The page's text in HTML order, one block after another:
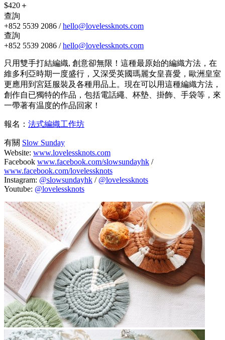
$420＋
查詢
+852 5539 2086 /hello@lovelessknots.com
查詢
+852 5539 2086 /hello@lovelessknots.com
只用雙手打結編織, 創意卻無限！這種最原始的編織方法，在
維多利亞時期一度盛行，又深受英國瑪麗女皇喜愛，歐洲皇室
更應用到宮廷服裝及各種用品上。現在可以用這種編織方法，
創作自已獨特的作品，包括電話繩、杯墊、掛飾、手袋等，來
一帶著有温度的作品回家！
報名： 法式編織工作坊
有關 Slow Sunday
Website: www.lovelessknots.com
Facebook www.facebook.com/slowsundayhk /
www.facebook.com/lovelessknots
Instagram: @slowsundayhk / @lovelessknots
Youtube: @lovelessknots